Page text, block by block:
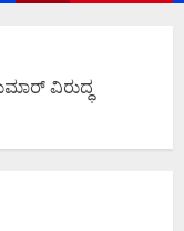
ವಿರುದ್ಧ